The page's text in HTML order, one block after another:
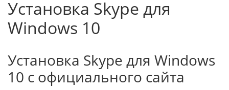
Установка Skype для
Windows 10
Установка Skype для Windows
10 с официального сайта